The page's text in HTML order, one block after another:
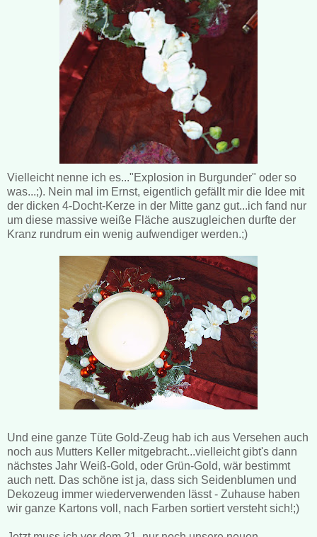
Vielleicht nenne ich es..."Explosion in Burgunder" oder so
was...;). Nein mal im Ernst, eigentlich gefällt mir die Idee mit
der dicken 4-Docht-Kerze in der Mitte ganz gut...ich fand nur
um diese massive weiße Fläche auszugleichen durfte der
Kranz rundrum ein wenig aufwendiger werden.;)
Und eine ganze Tüte Gold-Zeug hab ich aus Versehen auch
noch aus Mutters Keller mitgebracht...vielleicht gibt's dann
nächstes Jahr Weiß-Gold, oder Grün-Gold, wär bestimmt
auch nett. Das schöne ist ja, dass sich Seidenblumen und
Dekozeug immer wiederverwenden lässt - Zuhause haben
wir ganze Kartons voll, nach Farben sortiert versteht sich!;)